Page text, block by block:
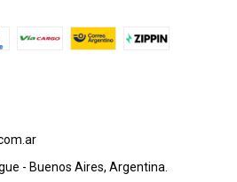
- Buenos Aires, Argentina.